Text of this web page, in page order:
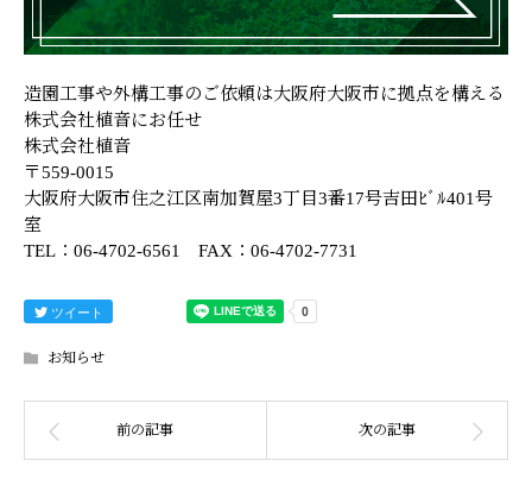
造園工事や外構工事のご依頼は大阪府大阪市に拠点を構える
株式会社植音にお任せ
株式会社植音
〒559-0015
大阪府大阪市住之江区南加賀屋3丁目3番17号吉田ﾋﾞﾙ401号
室
TEL：06-4702-6561 FAX：06-4702-7731
ツイート
お知らせ